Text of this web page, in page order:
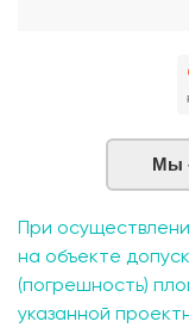
Мы
При
на объекте
(погрешность)
указанной